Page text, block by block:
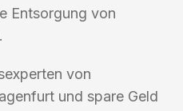
Entsorgung von
von
und spare Geld